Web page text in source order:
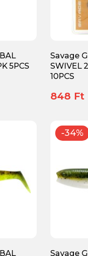
5PCS
Savage
SWIVEL
10PCS
848 Ft
-34%
Savage